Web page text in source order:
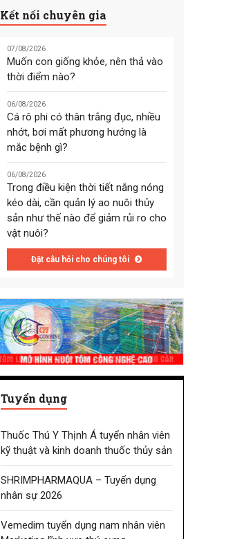
Kết nối chuyên gia
07/08/2026
Muốn con giống khỏe, nên thả vào
thời điểm nào?
06/08/2026
Cá rô phi có thân trắng đục, nhiều
nhớt, bơi mất phương hướng là
mắc bệnh gì?
06/08/2026
Trong điều kiện thời tiết nắng nóng
kéo dài, cần quản lý ao nuôi thủy
sản như thế nào để giảm rủi ro cho
vật nuôi?
Đặt câu hỏi cho chúng tôi
Tuyển dụng
Thuốc Thú Y Thịnh Á tuyển nhân viên
kỹ thuật và kinh doanh thuốc thủy sản
SHRIMPHARMAQUA – Tuyển dụng
nhân sự 2026
Vemedim tuyển dụng nam nhân viên